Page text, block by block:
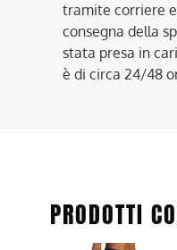
tramite corriere
consegna della
stata presa in
è di circa 24/48
PRODOTTI